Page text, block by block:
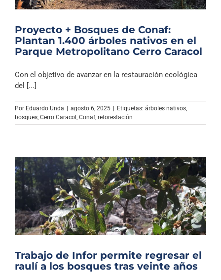
Columnas
Música Clásica
Especiales
Proyecto + Bosques de Conaf:
Plantan 1.400 árboles nativos en el
Parque Metropolitano Cerro Caracol
Con el objetivo de avanzar en la restauración ecológica
del [...]
Por Eduardo Unda | agosto 6, 2025 | Etiquetas: árboles nativos
bosques Cerro Caracol Conaf, reforestación
Trabajo de Infor permite regresar el
raulí a los bosques tras veinte años